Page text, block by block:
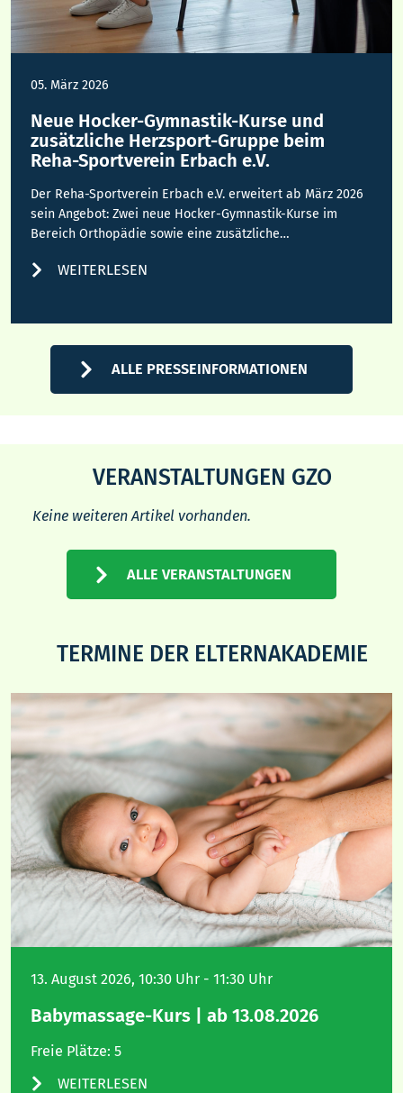
05. März 2026
Neue Hocker-Gymnastik-Kurse und
zusätzliche Herzsport-Gruppe beim
Reha-Sportverein Erbach e.V.
Der Reha-Sportverein Erbach e.V. erweitert ab März 2026
sein Angebot: Zwei neue Hocker-Gymnastik-Kurse im
Bereich Orthopädie sowie eine zusätzliche…
WEITERLESEN
ALLE PRESSEINFORMATIONEN
VERANSTALTUNGEN GZO
Keine weiteren Artikel vorhanden.
ALLE VERANSTALTUNGEN
TERMINE DER ELTERNAKADEMIE
13. August 2026, 10:30 Uhr - 11:30 Uhr
Babymassage-Kurs | ab 13.08.2026
Freie Plätze: 5
WEITERLESEN